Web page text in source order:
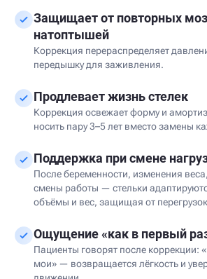
Защищает от повторных
натоптышей
Коррекция перераспределяет
передышку для заживления.
Продлевает жизнь стелек
Коррекция освежает форму и
носить пару 3–5 лет вместо замены
Поддержка при смене
После беременности, изменения
смены работы — стельки
объёмы и вес, защищая от
Ощущение «как в первый
Пациенты говорят после коррекции:
мои» — возвращается лёгкость и